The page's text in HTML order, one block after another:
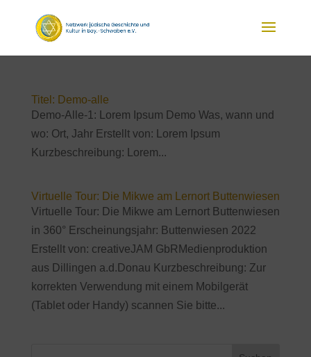
Titel: Demo-alle
Demo-Alle-1: Lorem Ipsum Demo Was, wann und
wo: Ort, Jahr Erstellt von: Lorem Ipsum
Kurzbeschreibung: Lorem...
Virtuelle Tour: Die Mikwe am Lernort Buttenwiesen
Virtuelle Tour: Die Mikwe am Lernort Buttenwiesen
in 360° Erscheinungsjahr: Buttenwiesen 2022
Erstellt von: creativeJAM GbRMedienproduktion
aus Dillingen a.d.Donau Kurzbeschreibung: Zur
korrekten Verwendung mit einem Mobilgerät
(Tablet oder Handy) scannen Sie bitte...